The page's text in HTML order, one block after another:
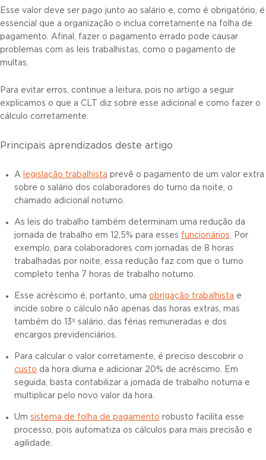
Esse valor deve ser pago junto ao salário e, como é obrigatório, é
essencial que a organização o inclua corretamente na folha de
pagamento. Afinal, fazer o pagamento errado pode causar
problemas com as leis trabalhistas, como o pagamento de
multas.
Para evitar erros, continue a leitura, pois no artigo a seguir
explicamos o que a CLT diz sobre esse adicional e como fazer o
cálculo corretamente.
Principais aprendizados deste artigo
A legislação trabalhista prevê o pagamento de um valor extra
sobre o salário dos colaboradores do turno da noite, o
chamado adicional noturno.
As leis do trabalho também determinam uma redução da
jornada de trabalho em 12,5% para esses funcionários. Por
exemplo, para colaboradores com jornadas de 8 horas
trabalhadas por noite, essa redução faz com que o turno
completo tenha 7 horas de trabalho noturno.
Esse acréscimo é, portanto, uma obrigação trabalhista e
incide sobre o cálculo não apenas das horas extras, mas
também do 13º salário, das férias remuneradas e dos
encargos previdenciários.
Para calcular o valor corretamente, é preciso descobrir o
custo da hora diurna e adicionar 20% de acréscimo. Em
seguida, basta contabilizar a jornada de trabalho noturna e
multiplicar pelo novo valor da hora.
Um sistema de folha de pagamento robusto facilita esse
processo, pois automatiza os cálculos para mais precisão e
agilidade.